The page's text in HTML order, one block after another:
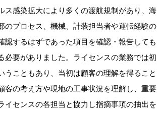
ス感染拡大により多くの渡航規制があり、海
のプロセス、機械、計装担当者や運転経験の
認するはずであった項目を確認・報告しても
必要がありました。ライセンスの業務では初
うこともあり、当初は顧客の理解を得ること
客の考え方や現地の工事状況を理解し、重要
イセンスの各担当と協力し指摘事項の抽出を